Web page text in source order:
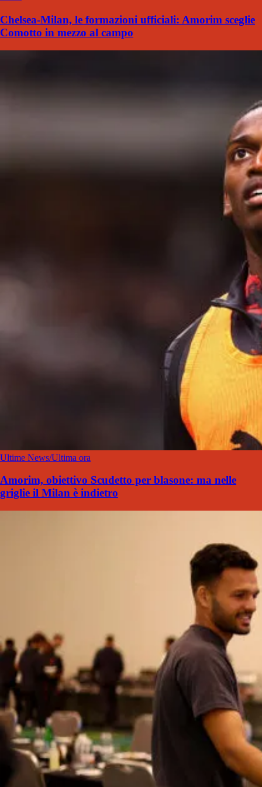
Chelsea-Milan, le formazioni ufficiali: Amorim sceglie
Comotto in mezzo al campo
Ultime News/Ultima ora
Amorim, obiettivo Scudetto per blasone: ma nelle
griglie il Milan è indietro